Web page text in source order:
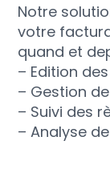
Notre
votre
quand et
– Edition
– Gestion
– Suivi des
– Analyse